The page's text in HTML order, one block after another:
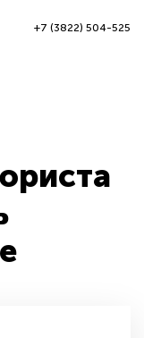
+7 (3822) 504-525